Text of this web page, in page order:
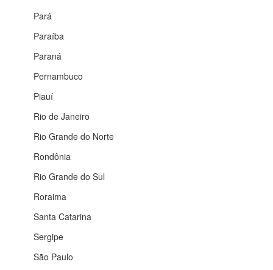
Pará
Paraíba
Paraná
Pernambuco
Piauí
Rio de Janeiro
Rio Grande do Norte
Rondônia
Rio Grande do Sul
Roraima
Santa Catarina
Sergipe
São Paulo